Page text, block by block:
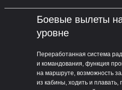
Переработанная система
и командования, функция
на маршруте, возможность
из кабины, ходить и плавать,
Боевые вылеты
уровне